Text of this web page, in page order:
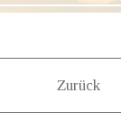
Zurück